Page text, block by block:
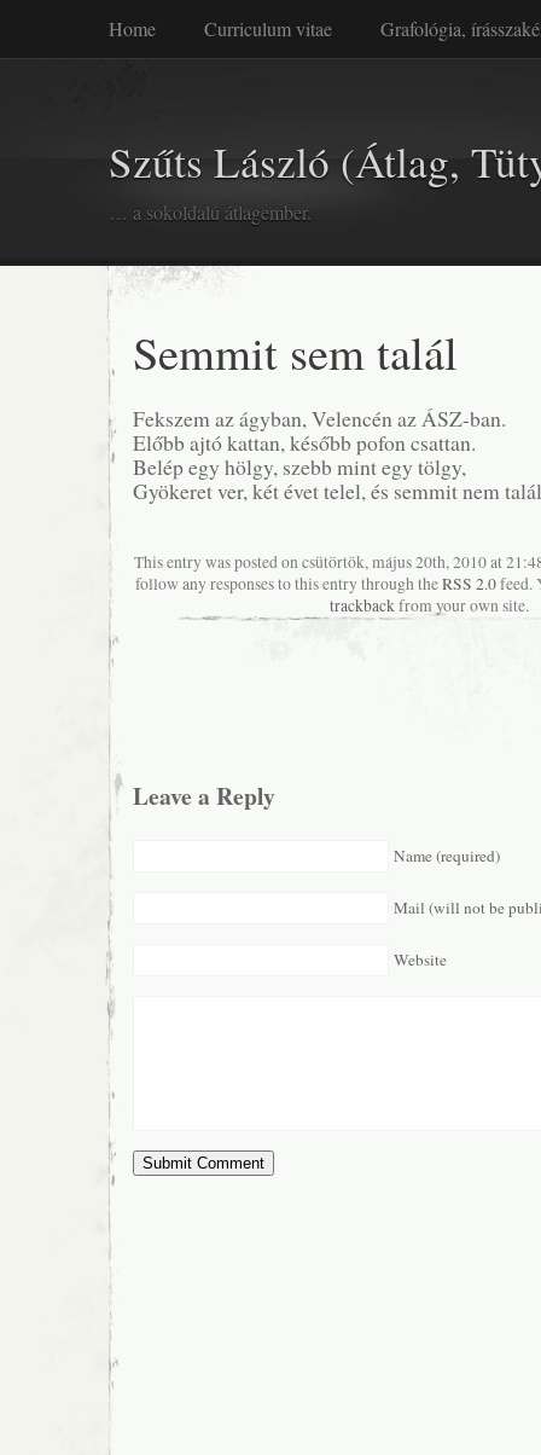
Home Curriculum vitae Grafológia,
… a sokoldalú átlagember.
Szűts László (Átlag,
Semmit sem talál
Fekszem az ágyban, Velencén az ÁSZ-ban.
Előbb ajtó kattan, később pofon csattan.
Belép egy hölgy, szebb mint egy tölgy,
Gyökeret ver, két évet telel, és semmit nem
This entry was posted on csütörtök, május 20th, 2010 at
follow any responses to this entry through theRSS 2.0feed.
trackbackfrom your own site.
Leave a Reply
Name (required)
Mail (will not be
Website